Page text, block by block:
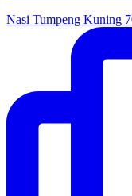
Nasi Tumpeng Kuning